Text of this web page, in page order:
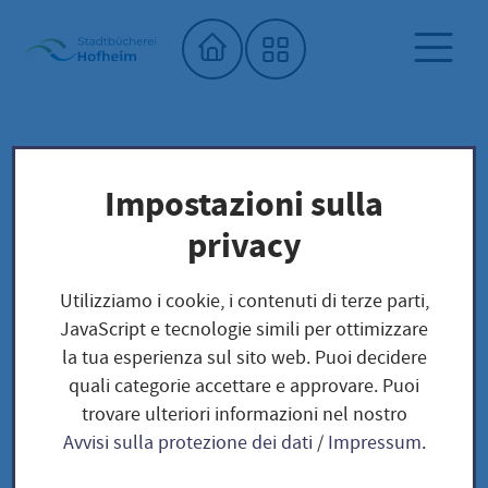
Home"
Biblioteca comunale
Biblioteca dei semi
Unser Saatgut: Aussaat - Ernte -
Fruchtgemüse
GURKEN
GURKEN
Impostazioni sulla
privacy
Utilizziamo i cookie, i contenuti di terze parti,
JavaScript e tecnologie simili per ottimizzare
la tua esperienza sul sito web. Puoi decidere
quali categorie accettare e approvare. Puoi
trovare ulteriori informazioni nel nostro
Avvisi sulla protezione dei dati/ Impressum.